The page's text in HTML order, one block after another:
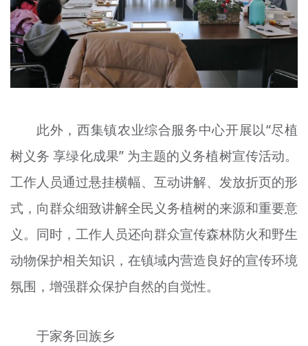
此外，西集镇农业综合服务中心开展以“尽植
树义务 享绿化成果” 为主题的义务植树宣传活动。
工作人员通过悬挂横幅、互动讲解、发放折页的形
式，向群众细致讲解全民义务植树的来源和重要意
义。同时，工作人员还向群众宣传森林防火和野生
动物保护相关知识，在镇域内营造良好的宣传环境
氛围，增强群众保护自然的自觉性。
于家务回族乡